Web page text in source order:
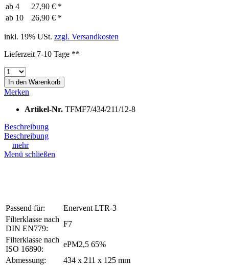
ab 4
27,90 € *
ab 10 26,90 € *
inkl. 19% USt. zzgl. Versandkosten
Lieferzeit 7-10 Tage **
In den Warenkorb
Merken
Artikel-Nr. TFMF7/434/211/12-8
Beschreibung
Beschreibung
mehr
Menü schließen
Passend für:
Enervent LTR-3
Filterklasse nach
DIN EN779:
F7
Filterklasse nach
ISO 16890:
ePM2,5 65%
Abmessung:
434 x 211 x 125 mm